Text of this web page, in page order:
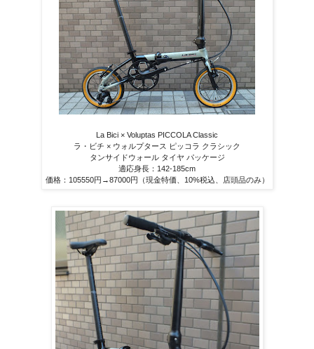
La Bici × Voluptas PICCOLA Classic
ラ・ビチ × ウォルプタース ピッコラ クラシック
タンサイドウォール タイヤ パッケージ
適応身長：142-185cm
価格：105550円→87000円（現金特価、10%税込、店頭品のみ）